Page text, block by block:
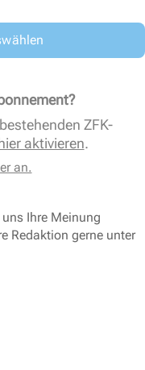
ZFK-
aktivieren.
an.
Ihre Meinung
Redaktion gerne unter